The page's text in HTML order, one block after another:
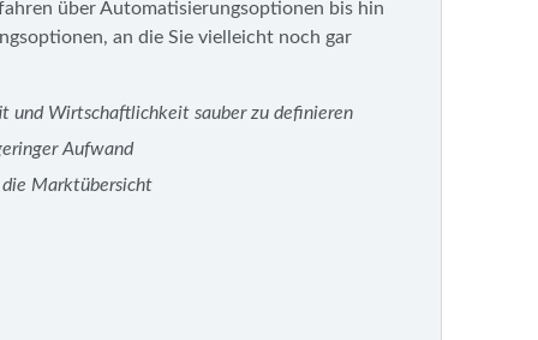
über Automatisierungsoptionen bis hin
an die Sie vielleicht noch gar
und Wirtschaftlichkeit sauber zu definieren
Aufwand
Marktübersicht